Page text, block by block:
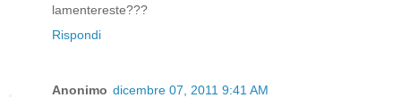
lamentereste???
Rispondi
Anonimo dicembre 07, 2011 9:41 AM